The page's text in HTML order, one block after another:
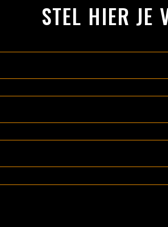
STEL HIER JE